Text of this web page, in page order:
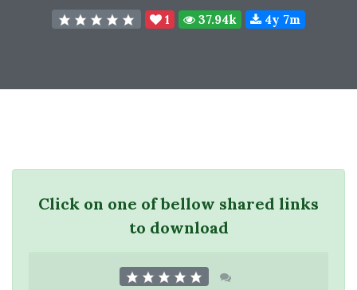
1 37.94k 4y 7m
Click on one of bellow shared links
to download